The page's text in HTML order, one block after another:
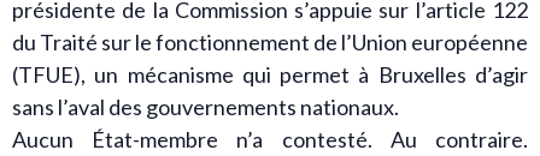
présidente de la Commission s’appuie sur l’article 122
du Traité sur le fonctionnement de l’Union européenne
(TFUE), un mécanisme qui permet à Bruxelles d’agir
sans l’aval des gouvernements nationaux.
Aucun État-membre n’a contesté. Au contraire.